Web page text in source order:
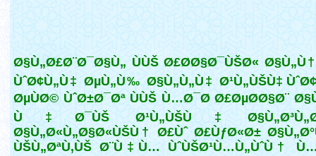
Ø§Ù„Ø£Ø¨Ø¯Ø§Ù„ ÙÙŠ Ø£Ø­Ø§Ø¯ÙŠØ«
ÙˆØ¢Ù„Ù‡ ØµÙ„Ù‰ Ø§Ù„Ù„Ù‡ Ø¹Ù„ÙŠÙ‡
ØµÙØ© ÙˆØ±Ø¯Øª ÙÙŠ Ù…Ø¯Ø­ Ø£ØµØ­Ø§Ø¨
Ù‡Ø¯ÙŠ Ø¹Ù„ÙŠÙ‡
Ø§Ù„Ø«Ù„Ø§Ø«ÙŠÙ† Ø£Ùˆ Ø£ÙƒØ«Ø±
ÙŠÙ„ØªÙ‚ÙŠ Ø¨Ù‡Ù… ÙˆÙŠØ¹Ù…Ù„ÙˆÙ†